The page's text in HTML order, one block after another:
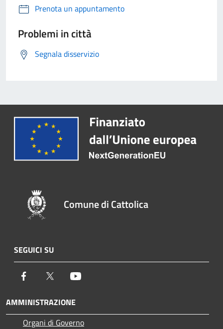
Prenota un appuntamento
Problemi in città
Segnala disservizio
Comune di Cattolica
SEGUICI SU
Facebook Twitter
AMMINISTRAZIONE
Organi di Governo